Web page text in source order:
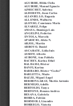
AGUIRRE, Hilda Clelia
AGUIRRE, Manuel Ignacio
AJMECHET, Sabrina
ALDERETE, Juan Carlos
ALIANIELLO, Eugenia
ALLENDE, Walberto
ALONSO, Constanza María
ÁLVAREZ, Felipe
AMAYA, Domingo Luis
ANGELINI, Federico
ÁNTOLA, Marcela
APARICIO, Alicia N.
ARJOL, Martín
ARROYO, Daniel
ASCARATE, Lidia Inés
ASSEFF, Alberto
AUBONE, Ana Fabiola
BACHEY, Karina Ethel
BALDASSI, Héctor
BANFI, Karina
BARBARO, Héctor “Cacho”
BARLETTA, Mario
BAZZE, Miguel Ángel
BERHONGARAY, Martín Antonio
BERMEJO, Adolfo
BERTOLDI, Tanya
BERTONE, Rosana Andrea
BESANA, Gabriela
BORDA, Fabián
BORMIOLI, Lisandro
BORREGO, Victoria